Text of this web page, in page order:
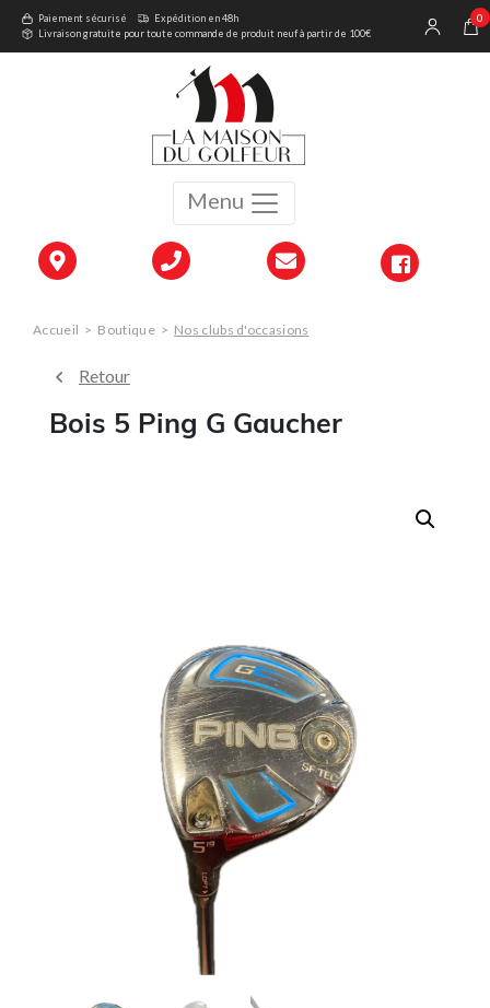
Menu
Paiement sécurisé
Expédition en 48h
Livraison gratuite pour toute commande de produit neuf à partir de 100€
0
Accueil > Boutique > Nos clubs d'occasions
Retour
Bois 5 Ping G Gaucher